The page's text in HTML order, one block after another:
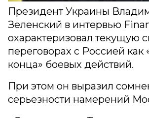
Президент Украины
Зеленский в интервью
охарактеризовал текущую
переговорах с Россией как
конца» боевых действий.
При этом он выразил
серьезности намерений